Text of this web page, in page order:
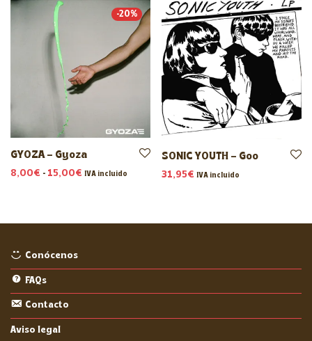
-20%
GYOZA – Gyoza
8,00€ - 15,00€ Rango de precios: desde 8,00€ hasta 15,00€
IVA incluido
SONIC YOUTH – Goo
31,95€ IVA incluido
Conócenos
FAQs
Contacto
Aviso legal